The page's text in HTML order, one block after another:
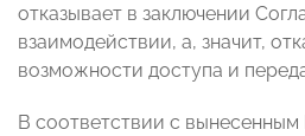
отказывает в заключении
взаимодействии, а, значит,
возможности доступа и
В соответствии с